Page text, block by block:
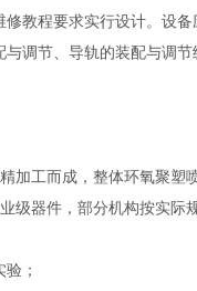
教程要求实行设计。设
调节、导轨的装配与调
加工而成，整体环氧聚塑
级器件，部分机构按实际
；